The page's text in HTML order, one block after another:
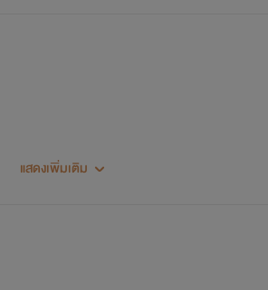
แสดงเพิ่มเติม